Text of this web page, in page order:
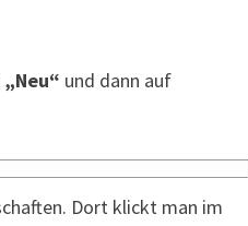
„Neu“ und dann auf
Dort klickt man im